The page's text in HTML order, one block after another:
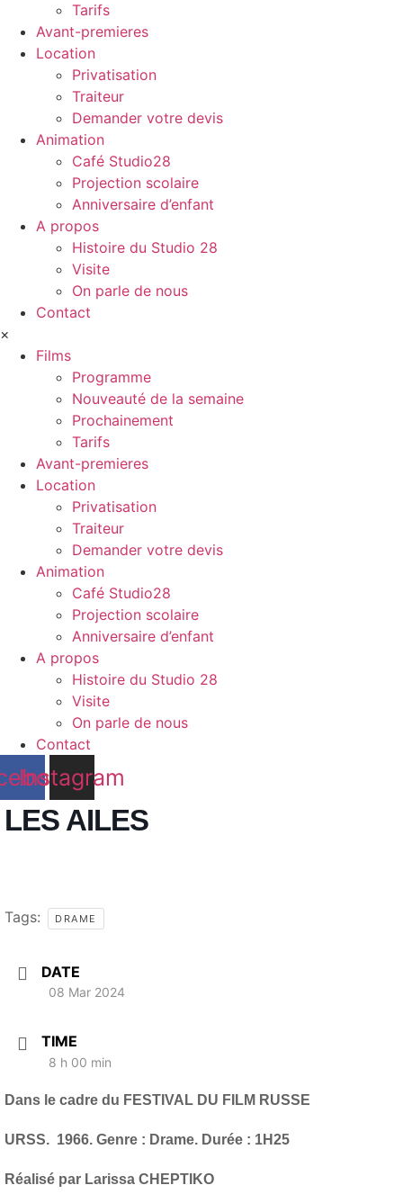
Tarifs
Avant-premieres
Location
Privatisation
Traiteur
Demander votre devis
Animation
Café Studio28
Projection scolaire
Anniversaire d’enfant
A propos
Histoire du Studio 28
Visite
On parle de nous
Contact
×
Films
Programme
Nouveauté de la semaine
Prochainement
Tarifs
Avant-premieres
Location
Privatisation
Traiteur
Demander votre devis
Animation
Café Studio28
Projection scolaire
Anniversaire d’enfant
A propos
Histoire du Studio 28
Visite
On parle de nous
Contact
Instagram
LES AILES
Tags: DRAME
DATE
08 Mar 2024
TIME
8 h 00 min
Dans le cadre du FESTIVAL DU FILM RUSSE
URSS. 1966. Genre : Drame. Durée : 1H25
Réalisé par Larissa CHEPTIKO